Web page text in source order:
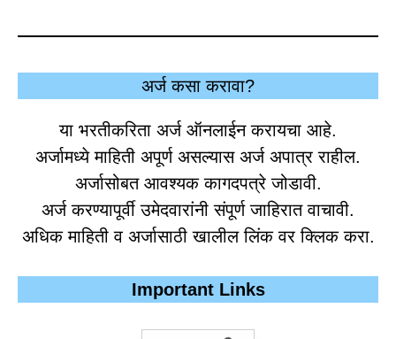
अर्ज कसा करावा?
या भरतीकरिता अर्ज ऑनलाईन करायचा आहे.
अर्जामध्ये माहिती अपूर्ण असल्यास अर्ज अपात्र राहील.
अर्जासोबत आवश्यक कागदपत्रे जोडावी.
अर्ज करण्यापूर्वी उमेदवारांनी संपूर्ण जाहिरात वाचावी.
अधिक माहिती व अर्जासाठी खालील लिंक वर क्लिक करा.
Important Links